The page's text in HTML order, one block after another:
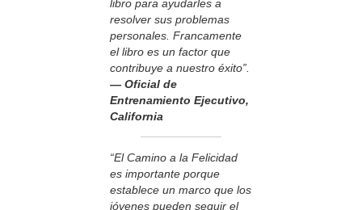
libro para ayudarles a
resolver sus problemas
personales. Francamente
el libro es un factor que
contribuye a nuestro éxito”.
— Oficial de
Entrenamiento Ejecutivo,
California
“El Camino a la Felicidad
es importante porque
establece un marco que los
jóvenes pueden seguir el